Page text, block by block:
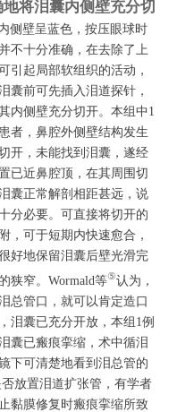
将泪囊内侧壁充分切
侧壁呈蓝色，按压眼球时
不十分准确，在去除了上
引起局部软组织的活动，
囊前可先插入泪道探针，
内侧壁充分切开。本组中1
者，鼻腔外侧壁结构发生
开，未能找到泪囊，遂经
已近鼻腔顶，在其周围切
囊正常解剖相距甚远，说
分必要。可直接将切开的
，可于短期内快速愈合，
好地保留泪囊后壁光滑完
狭窄。Wormald等⑤认为，
总管口，就可以肯定造口
泪囊已充分开放，本组1例
囊已瘢痕挛缩，术中循泪
下可清楚地看到泪总管的
放置泪道扩张管，有学者
黏膜修复时瘢痕挛缩所致